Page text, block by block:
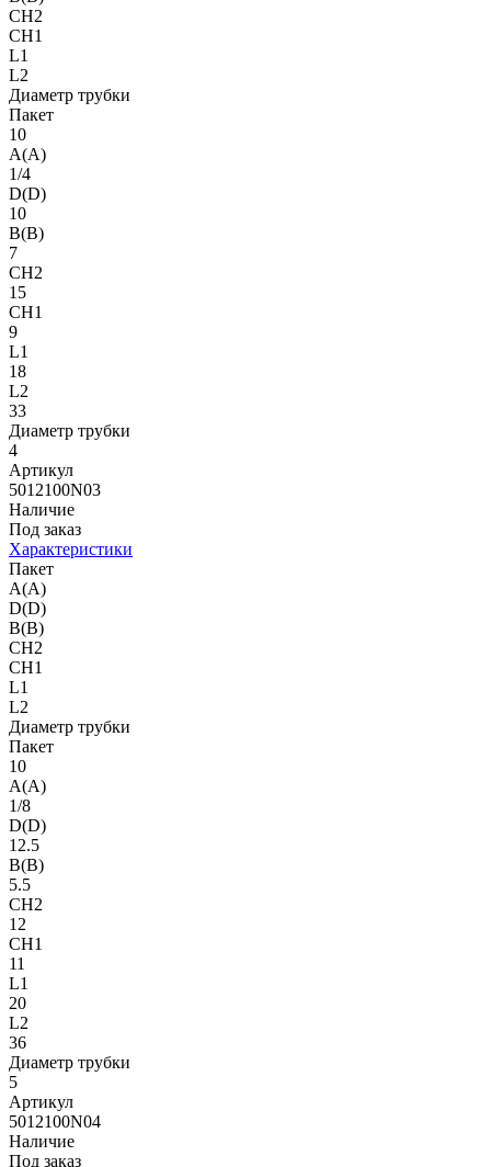
CH2
CH1
L1
L2
Диаметр трубки
Пакет
10
A(A)
1/4
D(D)
10
B(B)
7
CH2
15
CH1
9
L1
18
L2
33
Диаметр трубки
4
Артикул
5012100N03
Наличие
Под заказ
Характеристики
Пакет
A(A)
D(D)
B(B)
CH2
CH1
L1
L2
Диаметр трубки
Пакет
10
A(A)
1/8
D(D)
12.5
B(B)
5.5
CH2
12
CH1
11
L1
20
L2
36
Диаметр трубки
5
Артикул
5012100N04
Наличие
Под заказ